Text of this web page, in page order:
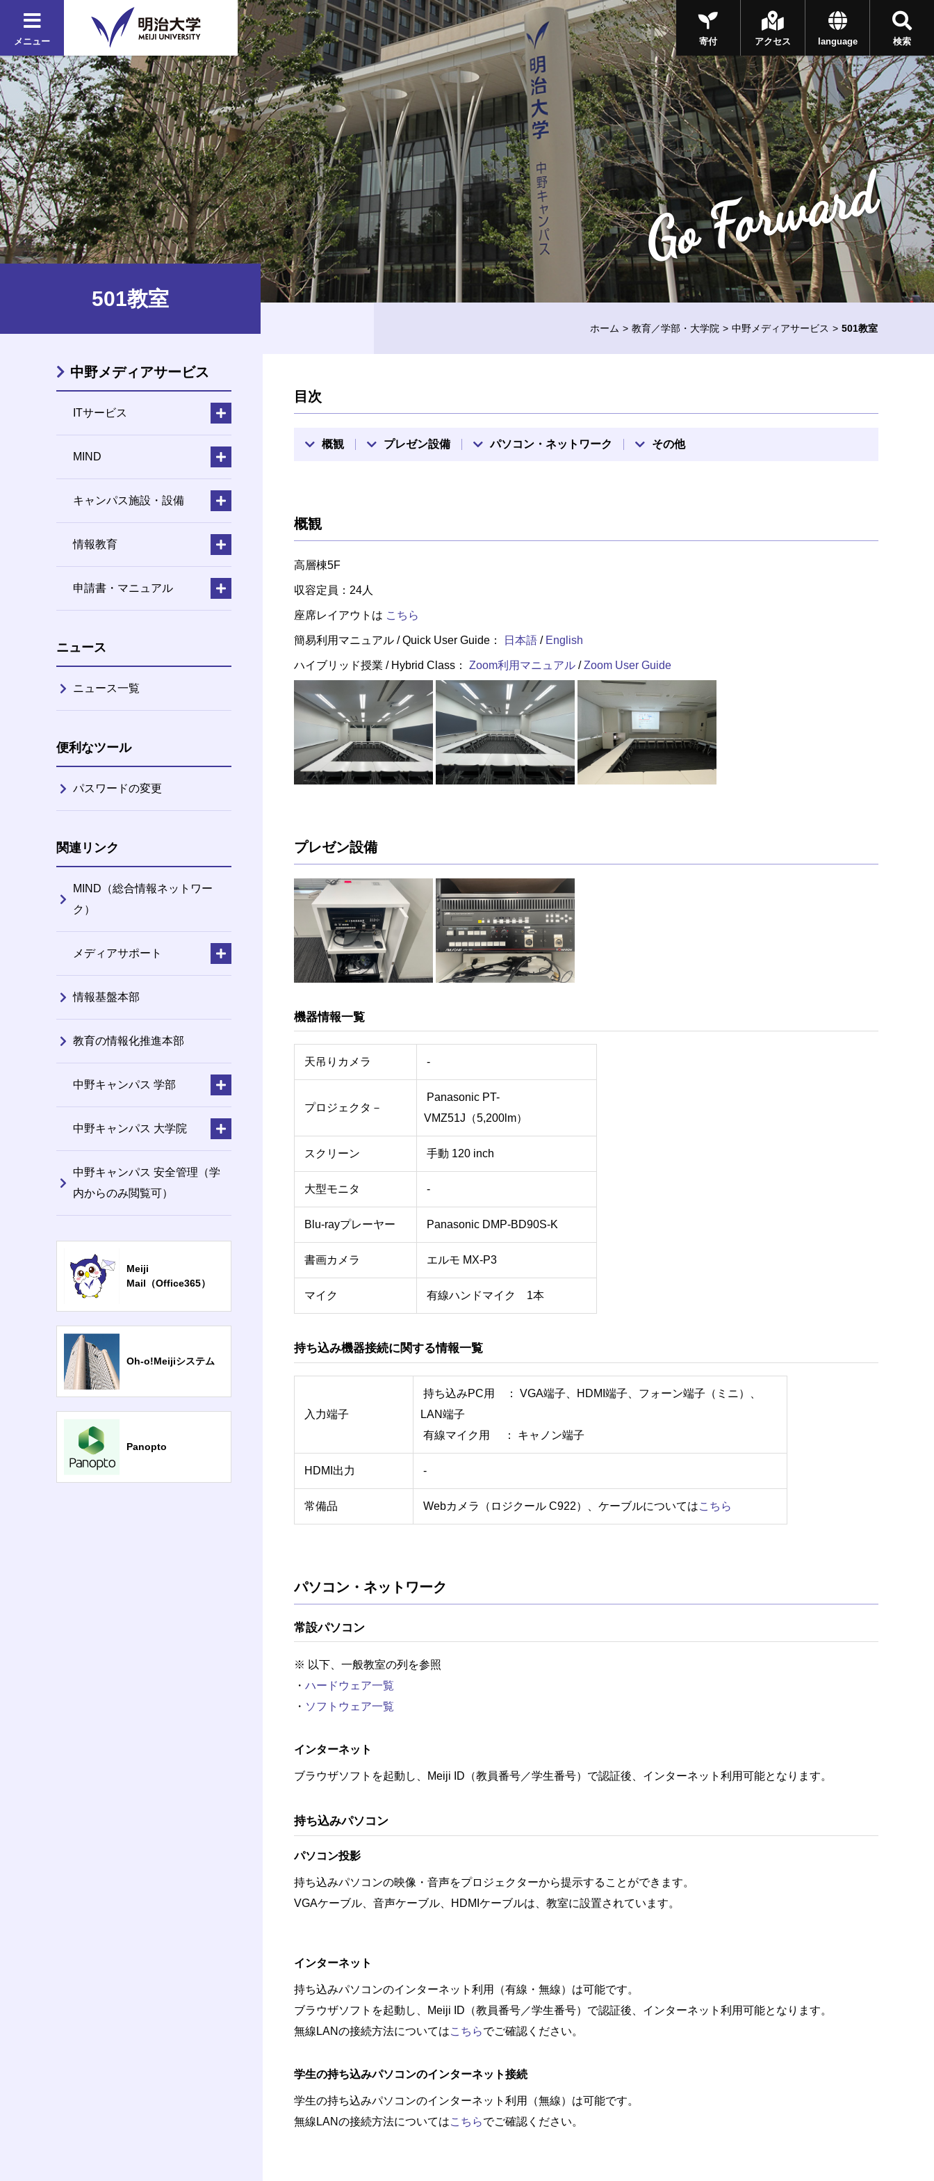
メニュー 検索
language
アクセス
寄付
Go Forward
501教室
ホーム 教育／学部・大学院 中野メディアサービス 501教室
目次
概観 プレゼン設備 パソコン・ネットワーク その他
概観
高層棟5F
収容定員：24人
座席レイアウトは こちら
簡易利用マニュアル / Quick User Guide： 日本語 / English
ハイブリッド授業 / Hybrid Class：Zoom利用マニュアル /Zoom User Guide
プレゼン設備
機器情報一覧
天吊りカメラ -
プロジェクタ－
Panasonic PT-
VMZ51J（5,200lm）
スクリーン 手動 120 inch
大型モニタ -
Blu-rayプレーヤー Panasonic DMP-BD90S-K
書画カメラ エルモ MX-P3
マイク 有線ハンドマイク 1本
持ち込み機器接続に関する情報一覧
入力端子
持ち込みPC用 ： VGA端子、HDMI端子、フォーン端子（ミニ）、
LAN端子
有線マイク用 ： キャノン端子
HDMI出力 -
常備品 Webカメラ（ロジクール C922）、ケーブルについてはこちら
パソコン・ネットワーク
常設パソコン
※ 以下、一般教室の列を参照
・ハードウェア一覧
・ ソフトウェア一覧
インターネット
ブラウザソフトを起動し、Meiji ID（教員番号／学生番号）で認証後、インターネット利用可能となります。
持ち込みパソコン
パソコン投影
持ち込みパソコンの映像・音声をプロジェクターから提示することができます。
VGAケーブル、音声ケーブル、HDMIケーブルは、教室に設置されています。
インターネット
持ち込みパソコンのインターネット利用（有線・無線）は可能です。
ブラウザソフトを起動し、Meiji ID（教員番号／学生番号）で認証後、インターネット利用可能となります。
無線LANの接続方法についてはこちらでご確認ください。
学生の持ち込みパソコンのインターネット接続
学生の持ち込みパソコンのインターネット利用（無線）は可能です。
無線LANの接続方法についてはこちらでご確認ください。
中野メディアサービス
ITサービス
MIND
キャンパス施設・設備
情報教育
申請書・マニュアル
ニュース
ニュース一覧
便利なツール
パスワードの変更
関連リンク
MIND（総合情報ネットワー
ク）
メディアサポート
情報基盤本部
教育の情報化推進本部
中野キャンパス 学部
中野キャンパス 大学院
中野キャンパス 安全管理（学
内からのみ閲覧可）
Meiji
Mail（Office365）
Oh-o!Meijiシステム
Panopto